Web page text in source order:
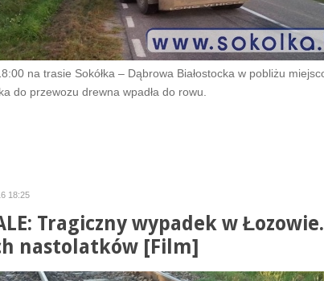
na trasie Sokółka – Dąbrowa Białostocka w pobliżu
do przewozu drewna wpadła do rowu.
18:25
Tragiczny wypadek w
nastolatków [Film]